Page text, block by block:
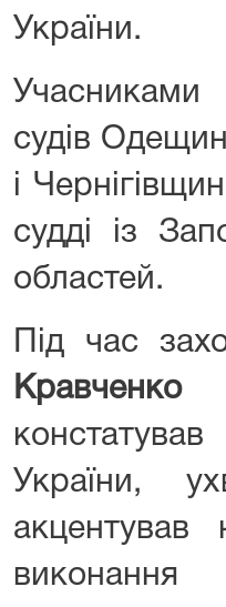
України.
Учасниками
судів
і
судді із
областей.
Під час
Кравченко
України,
виконання